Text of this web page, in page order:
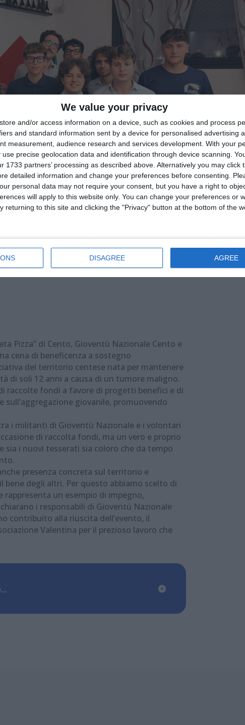
We value your privacy
store and/or access information on a device, such as cookies and process
and standard information sent by a device for personalised advertising
measurement, audience research and services development. With your
precise geolocation data and identification through device scanning.
1733 partners’ processing as described above. Alternatively you may click
detailed information and change your preferences before consenting.
personal data may not require your consent, but you have a right to
will apply to this website only. You can change your preferences or
returning to this site and clicking the "Privacy" button at the bottom of the
DISAGREE AGREE
diRedazione| 2 MIN
Pizza” di Cento, Gioventù Nazionale Cento e
cena di beneficenza a sostegno
del territorio centese nata per mantenere
di soli 12 anni a causa di un tumore maligno.
raccolte fondi a favore di progetti benefici e di
giovanile, promuovendo
i militanti di Gioventù Nazionale e i volontari
di raccolta fondi, ma un vero e proprio
i nuovi tesserati sia coloro che da tempo
presenza concreta sul territorio e
degli altri. Per questo abbiamo scelto di
rappresenta un esempio di impegno,
i responsabili di Gioventù Nazionale
contribuito alla riuscita dell’evento, il
Valentina per il prezioso lavoro che